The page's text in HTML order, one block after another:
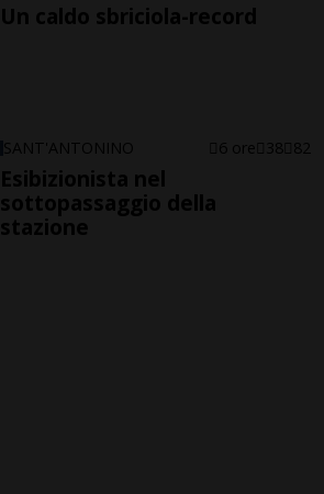
Un caldo sbriciola-record
SANT'ANTONINO 6 ore 38 82
Esibizionista nel
sottopassaggio della
stazione